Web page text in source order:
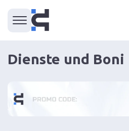
Dienste und Boni